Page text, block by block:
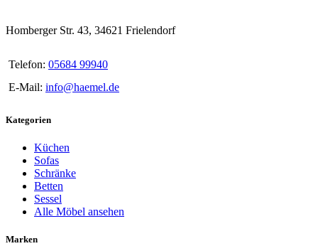
Homberger Str. 43, 34621 Frielendorf
Telefon: 05684 99940
E-Mail: info@haemel.de
Kategorien
Küchen
Sofas
Schränke
Betten
Sessel
Alle Möbel ansehen
Marken